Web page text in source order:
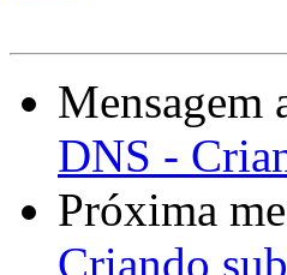
Mensagem
DNS -
Próxima
Criando